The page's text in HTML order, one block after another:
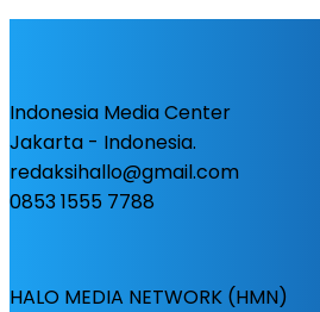
Indonesia Media Center
Jakarta - Indonesia.
redaksihallo@gmail.com
0853 1555 7788
HALO MEDIA NETWORK (HMN)